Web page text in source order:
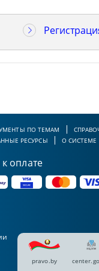
ПО ТЕМАМ
РЕСУРСЫ
О СИСТЕМЕ
оплате
pravo.by